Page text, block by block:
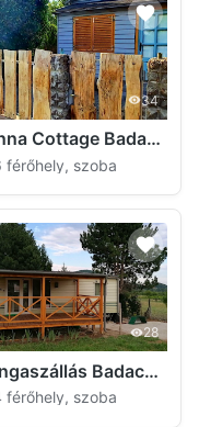
34
Panna Cottage Badacsonytomaj
férőhely, szoba
28
Bringaszállás Badacsonytomaj
férőhely, szoba